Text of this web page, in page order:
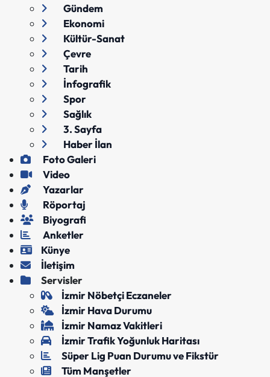
Gündem
Ekonomi
Kültür-Sanat
Çevre
Tarih
İnfografik
Spor
Sağlık
3. Sayfa
Haber İlan
Foto Galeri
Video
Yazarlar
Röportaj
Biyografi
Anketler
Künye
İletişim
Servisler
İzmir Nöbetçi Eczaneler
İzmir Hava Durumu
İzmir Namaz Vakitleri
İzmir Trafik Yoğunluk Haritası
Süper Lig Puan Durumu ve Fikstür
Tüm Manşetler